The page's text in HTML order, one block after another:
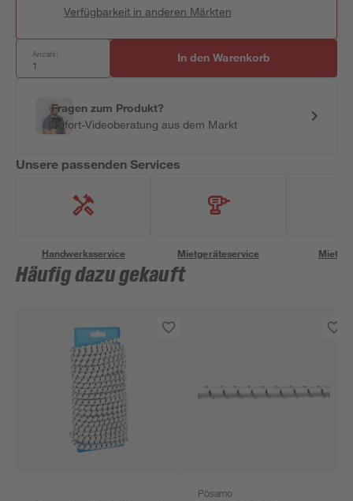
Verfügbarkeit in anderen Märkten
Anzahl: In den Warenkorb
Fragen zum Produkt?
Sofort-Videoberatung aus dem Markt
Unsere passenden Services
Handwerksservice Mietgeräteservice
Häufig dazu gekauft
Pösamo